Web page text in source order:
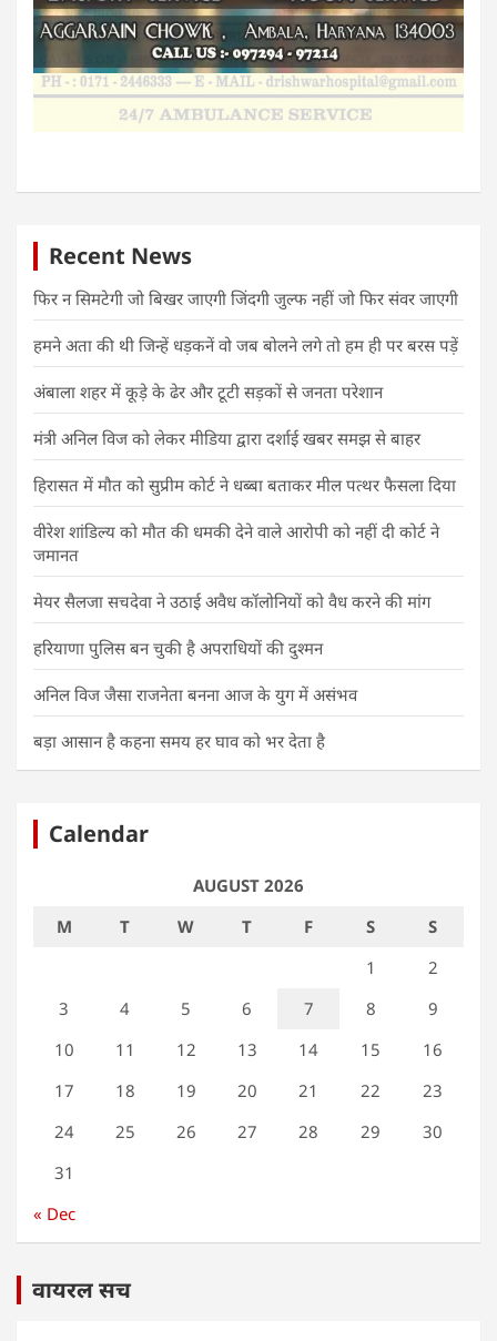
Recent News
फिर न सिमटेगी जो बिखर जाएगी जिंदगी जुल्फ नहीं जो फिर संवर जाएगी
हमने अता की थी जिन्हें धड़कनें वो जब बोलने लगे तो हम ही पर बरस पड़ें
अंबाला शहर में कूड़े के ढेर और टूटी सड़कों से जनता परेशान
मंत्री अनिल विज को लेकर मीडिया द्वारा दर्शाई खबर समझ से बाहर
हिरासत में मौत को सुप्रीम कोर्ट ने धब्बा बताकर मील पत्थर फैसला दिया
वीरेश शांडिल्य को मौत की धमकी देने वाले आरोपी को नहीं दी कोर्ट ने
जमानत
मेयर सैलजा सचदेवा ने उठाई अवैध कॉलोनियों को वैध करने की मांग
हरियाणा पुलिस बन चुकी है अपराधियों की दुश्मन
अनिल विज जैसा राजनेता बनना आज के युग में असंभव
बड़ा आसान है कहना समय हर घाव को भर देता है
Calendar
AUGUST 2026
M
T W T F S
S
1
2
3
4 5 6 7 8
9
10
11 12 13 14 15
16
17
18 19 20 21 22
23
24
25 26 27 28 29
30
31
« Dec
वायरल सच